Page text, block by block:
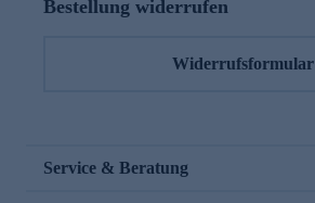
Bestellung widerrufen
Widerrufsformular
Service & Beratung